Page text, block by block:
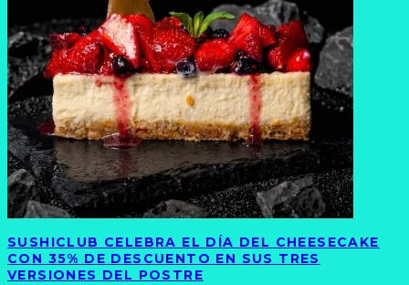
SUSHICLUB CELEBRA EL DÍA DEL CHEESECAKE
CON 35% DE DESCUENTO EN SUS TRES
VERSIONES DEL POSTRE